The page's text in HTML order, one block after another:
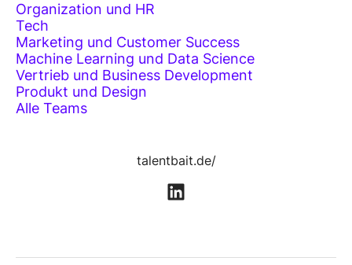
Organization und HR
Tech
Marketing und Customer Success
Machine Learning und Data Science
Vertrieb und Business Development
Produkt und Design
Alle Teams
talentbait.de/